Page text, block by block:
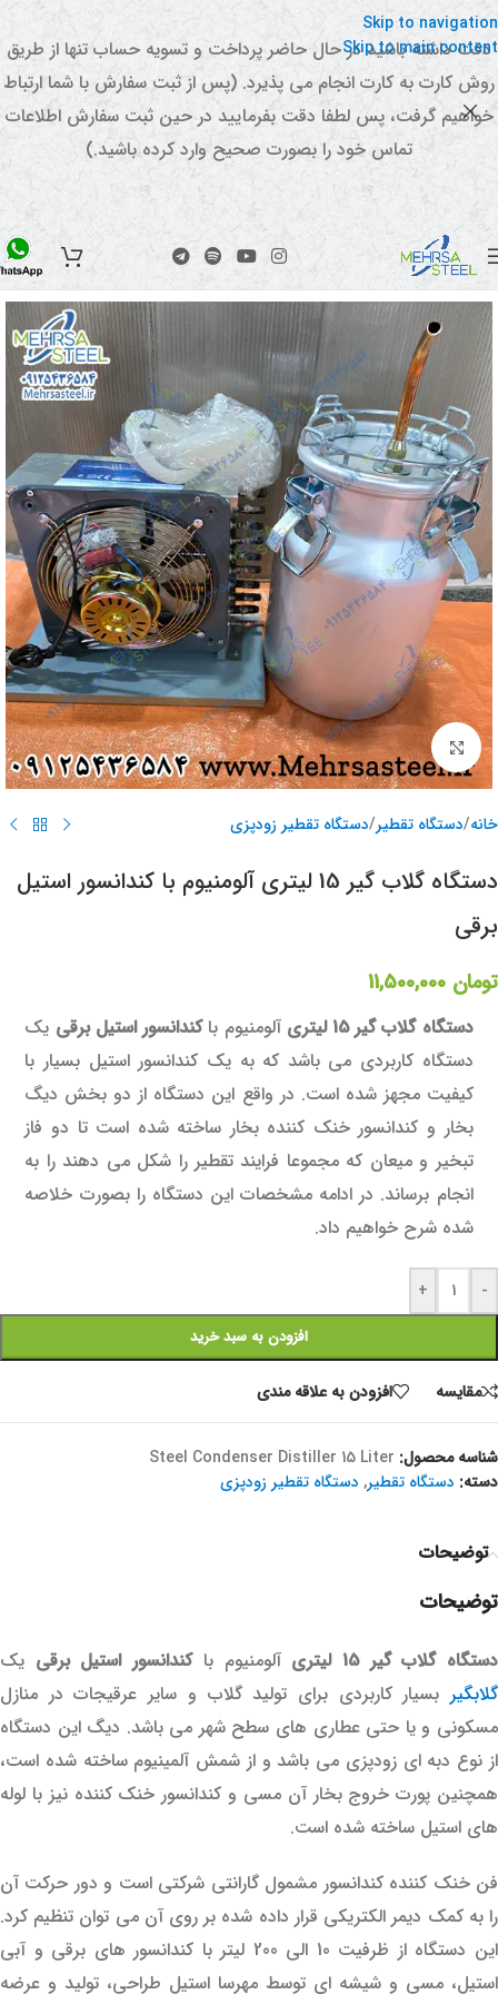
Skip to navigation
Skip to main content
دقت داشته باشید در حال حاضر پرداخت و تسویه حساب تنها از طریق
روش کارت به کارت انجام می پذیرد. (پس از ثبت سفارش با شما ارتباط
خواهیم گرفت، پس لطفا دقت بفرمایید در حین ثبت سفارش اطلاعات
تماس خود را بصورت صحیح وارد کرده باشید.)
برای بزرگنمایی کلیک کنید
خانه/دستگاه تقطیر/دستگاه تقطیر زودپزی
دستگاه گلاب گیر 15 لیتری آلومنیوم با کندانسور استیل
برقی
تومان
دستگاه گلاب گیر 15 لیتری آلومنیوم باکندانسور استیل برقی یک
دستگاه کاربردی می باشد که به یک کندانسور استیل بسیار با
کیفیت مجهز شده است. در واقع این دستگاه از دو بخش دیگ
بخار و کندانسور خنک کننده بخار ساخته شده است تا دو فاز
تبخیر و میعان که مجموعا فرایند تقطیر را شکل می دهند را به
انجام برساند. در ادامه مشخصات این دستگاه را بصورت خلاصه
شده شرح خواهیم داد.
-
+
افزودن به سبد خرید
مقايسه افزودن به علاقه مندی
شناسه محصول: Steel Condenser Distiller 15 Liter
دسته: دستگاه تقطیر, دستگاه تقطیر زودپزی
توضیحات
توضیحات
دستگاه گلاب گیر 15 لیتری آلومنیوم باکندانسور استیل برقی یک
گلابگیر بسیار کاربردی برای تولید گلاب و سایر عرقیجات در منازل
مسکونی و یا حتی عطاری های سطح شهر می باشد. دیگ این دستگاه
از نوع دبه ای زودپزی می باشد و از شمش آلمینیوم ساخته شده است،
همچنین پورت خروج بخار آن مسی و کندانسور خنک کننده نیز با لوله
های استیل ساخته شده است.
فن خنک کننده کندانسور مشمول گارانتی شرکتی است و دور حرکت آن
را به کمک دیمر الکتریکی قرار داده شده بر روی آن می توان تنظیم کرد.
این دستگاه از ظرفیت 10 الی 200 لیتر با کندانسور های برقی و آبی
استیل، مسی و شیشه ای توسط مهرسا استیل طراحی، تولید و عرضه